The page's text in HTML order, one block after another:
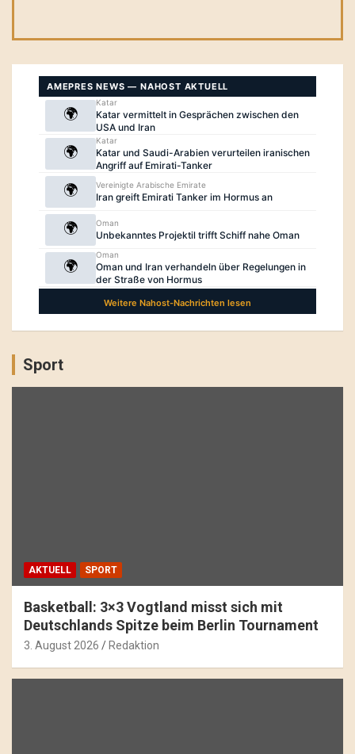
Sport
AKTUELL SPORT
Basketball: 3×3 Vogtland misst sich mit
Deutschlands Spitze beim Berlin Tournament
3. August 2026 Redaktion